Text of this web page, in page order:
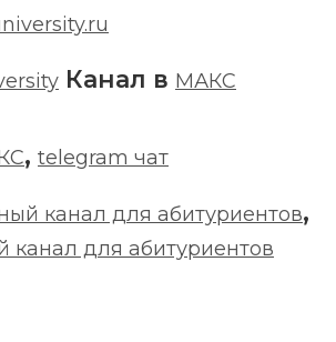
Канал в МАКС
, telegram чат
канал для абитуриентов,
для абитуриентов